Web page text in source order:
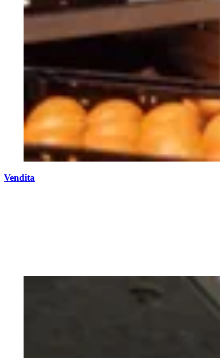
Vendita